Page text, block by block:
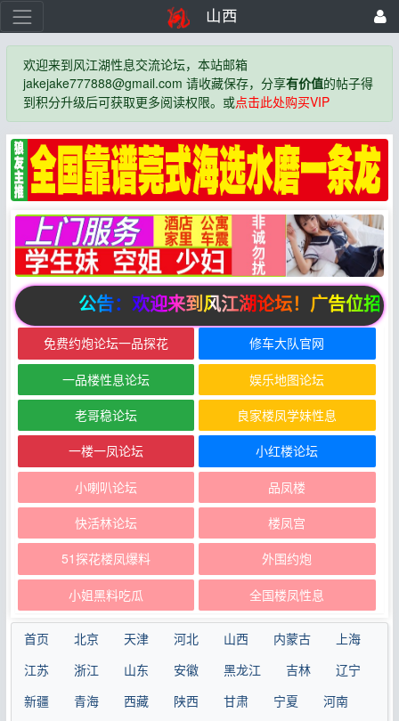
山西
欢迎来到风江湖性息交流论坛，本站邮箱
jakejake777888@gmail.com 请收藏保存，分享有价值的帖子得
到积分升级后可获取更多阅读权限。或点击此处购买VIP
公告：欢迎来到风江湖论坛！广告位招商
免费约炮论坛一品探花 修车大队官网
一品楼性息论坛 娱乐地图论坛
老哥稳论坛 良家楼凤学妹性息
一楼一凤论坛 小红楼论坛
小喇叭论坛 品凤楼
快活林论坛 楼凤宫
51探花楼凤爆料 外围约炮
小姐黑料吃瓜 全国楼凤性息
首页 北京 天津 河北 山西 内蒙古
上海
江苏
浙江 山东 安徽 黑龙江 吉林
辽宁
新疆
青海 西藏 陕西 甘肃 宁夏
河南